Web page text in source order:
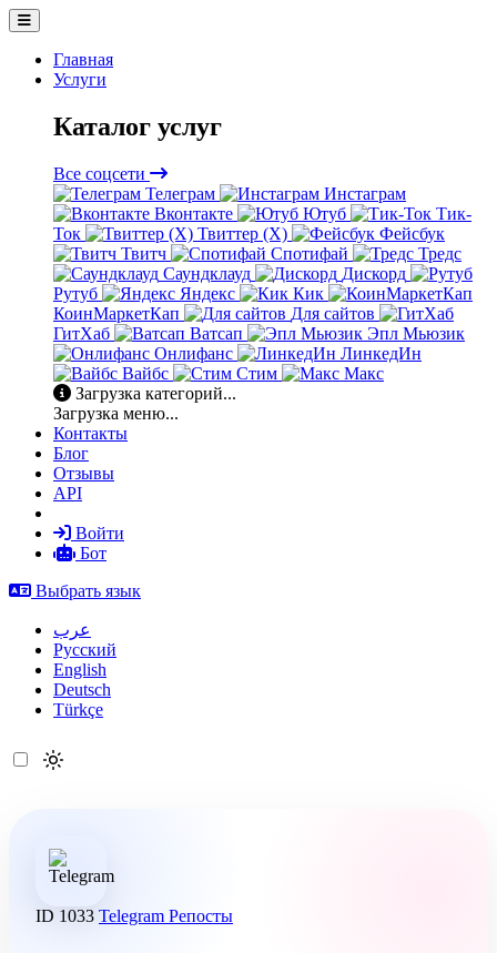
Главная
Услуги
Каталог услуг
Все соцсети
Телеграм
Инстаграм
Вконтакте
Ютуб
Тик-
Ток
Твиттер (X)
Фейсбук
Твитч
Спотифай
Тредс
Саундклауд
Дискорд
Рутуб
Яндекс
Кик
КоинМаркетКап
Для сайтов
ГитХаб
Ватсап
Эпл Мьюзик
Онлифанс
ЛинкедИн
Вайбс
Стим
Макс
Загрузка категорий...
Загрузка меню...
Контакты
Блог
Отзывы
API
Войти
Бот
Выбрать язык
عرب
Русский
English
Deutsch
Türkçe
ID 1033 Telegram Репосты